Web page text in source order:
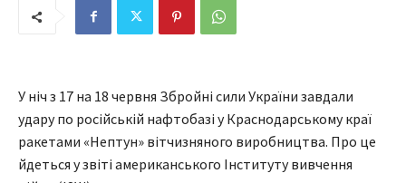
У ніч з 17 на 18 червня Збройні сили України завдали
удару по російській нафтобазі у Краснодарському краї
ракетами «Нептун» вітчизняного виробництва. Про це
йдеться у звіті американського Інституту вивчення